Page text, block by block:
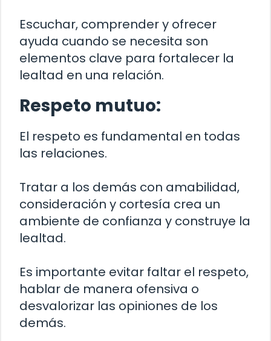
Escuchar, comprender y ofrecer
ayuda cuando se necesita son
elementos clave para fortalecer la
lealtad en una relación.
Respeto mutuo:
El respeto es fundamental en todas
las relaciones.
Tratar a los demás con amabilidad,
consideración y cortesía crea un
ambiente de confianza y construye la
lealtad.
Es importante evitar faltar el respeto,
hablar de manera ofensiva o
desvalorizar las opiniones de los
demás.